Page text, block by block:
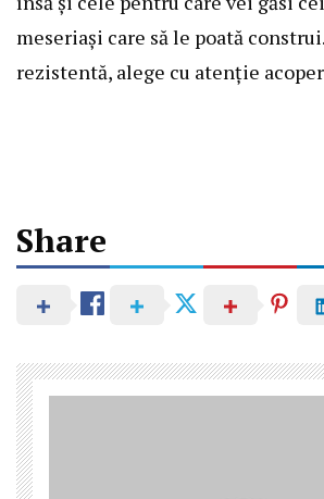
meseriași care să le poată
rezistentă, alege cu atenție
Share